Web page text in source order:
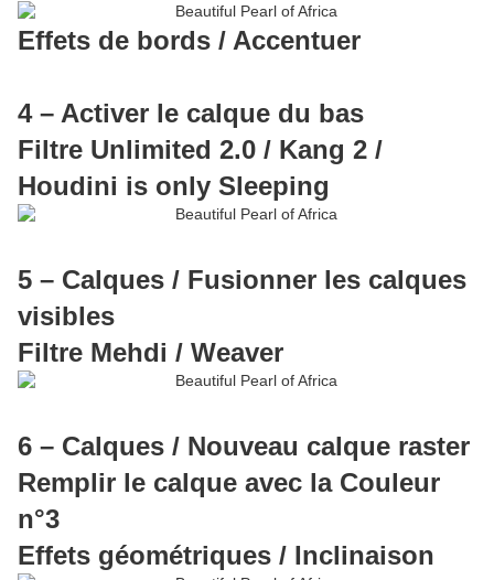
Effets de bords / Accentuer
4 – Activer le calque du bas
Filtre Unlimited 2.0 / Kang 2 /
Houdini is only Sleeping
5 – Calques / Fusionner les calques
visibles
Filtre Mehdi / Weaver
6 – Calques / Nouveau calque raster
Remplir le calque avec la Couleur
n°3
Effets géométriques / Inclinaison